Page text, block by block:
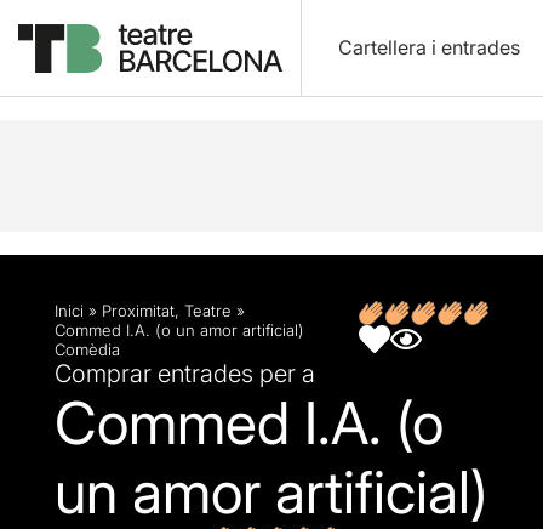
Cartellera i entrades
Descripció Fitxa artística
Inici » Proximitat, Teatre »
Commed I.A. (o un amor artificial)
Comèdia
Comprar entrades per a
Commed I.A. (o
un amor artificial)